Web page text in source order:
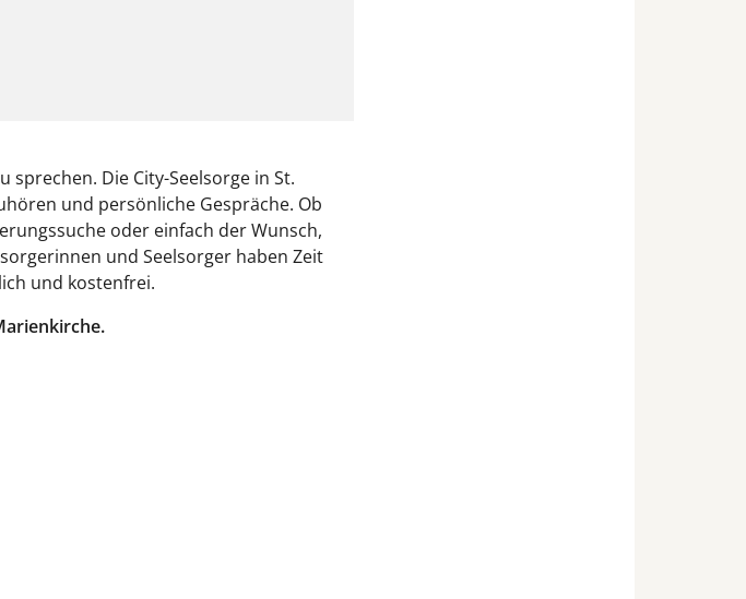
Die City-Seelsorge in St.
und persönliche Gespräche. Ob
oder einfach der Wunsch,
und Seelsorger haben Zeit
und kostenfrei.